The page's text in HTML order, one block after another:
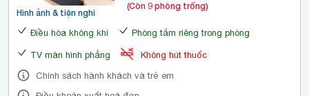
Hình ảnh & tiện nghi
(Còn 9 phòng trống)
Điều hòa không khí Phòng tắm riêng trong phòng
TV màn hình phẳng
Không hút thuốc
Chính sách hành khách và trẻ em